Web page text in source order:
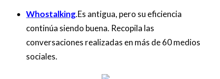
Whostalking.Es antigua, pero su eficiencia
continúa siendo buena. Recopila las
conversaciones realizadas en más de 60 medios
sociales.